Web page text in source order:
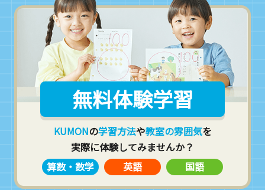
無料体験学習
KUMONの学習方法や教室の雰囲気を
実際に体験してみませんか？
算数・数学
英語 国語